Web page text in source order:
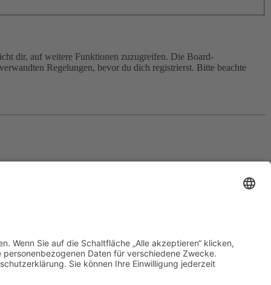
dir, auf weitere Funktionen zuzugreifen. Die Board-
Regelungen, bevor du dich registrierst. Bitte beachte